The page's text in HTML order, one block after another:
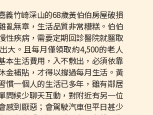
義竹崎深山的68歲黃伯伯房屋破損
亂無章，生活品質非常糟糕。伯伯
性疾病，需要定期回診醫院就醫取
大。且每月僅領取約4,500的老人
本生活費用，入不敷出，必須依靠
金補貼，才得以撐過每月生活。黃
慣一個人的生活已多年，雖有鄰居
問候少聊天互動，對附近有另一位
感到厭惡；會駕駛汽車但平日甚少